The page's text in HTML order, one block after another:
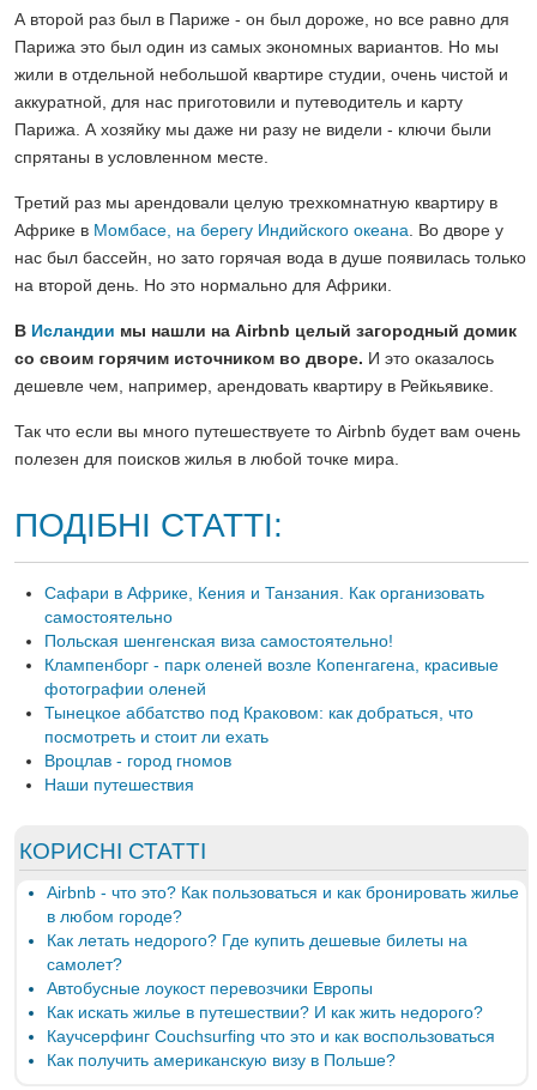
А второй раз был в Париже - он был дороже, но все равно для
Парижа это был один из самых экономных вариантов. Но мы
жили в отдельной небольшой квартире студии, очень чистой и
аккуратной, для нас приготовили и путеводитель и карту
Парижа. А хозяйку мы даже ни разу не видели - ключи были
спрятаны в условленном месте.
Третий раз мы арендовали целую трехкомнатную квартиру в
Африке в Момбасе, на берегу Индийского океана . Во дворе у
нас был бассейн, но зато горячая вода в душе появилась только
на второй день. Но это нормально для Африки.
В Исландии мы нашли на Airbnb целый загородный домик
со своим горячим источником во дворе. И это оказалось
дешевле чем, например, арендовать квартиру в Рейкьявике.
Так что если вы много путешествуете то Airbnb будет вам очень
полезен для поисков жилья в любой точке мира.
ПОДІБНІ СТАТТІ:
Сафари в Африке, Кения и Танзания. Как организовать
самостоятельно
Польская шенгенская виза самостоятельно!
Клампенборг - парк оленей возле Копенгагена, красивые
фотографии оленей
Тынецкое аббатство под Краковом: как добраться, что
посмотреть и стоит ли ехать
Вроцлав - город гномов
Наши путешествия
КОРИСНІ СТАТТІ
Airbnb - что это? Как пользоваться и как бронировать жилье
в любом городе?
Как летать недорого? Где купить дешевые билеты на
самолет?
Автобусные лоукост перевозчики Европы
Как искать жилье в путешествии? И как жить недорого?
Каучсерфинг Couchsurfing что это и как воспользоваться
Как получить американскую визу в Польше?